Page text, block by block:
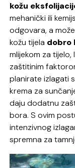
kožu
mehanički ili
odgovara, a
kožu tijela dobro
mlijekom za
zaštitinim
planirate izlagati
krema za
daju dodatnu
bora. S ovim
intenzivnog
spremna za